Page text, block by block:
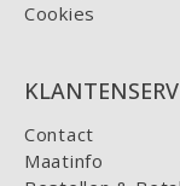
Cookies
Contact
Maatinfo